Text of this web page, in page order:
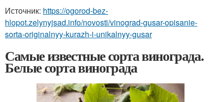
Источник: https://ogorod-bez-
hlopot.zelynyjsad.info/novosti/vinograd-gusar-opisanie-
sorta-originalnyy-kurazh-i-unikalnyy-gusar
Самые известные сорта винограда.
Белые сорта винограда